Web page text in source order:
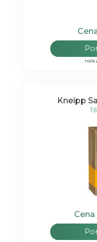
Kneipp